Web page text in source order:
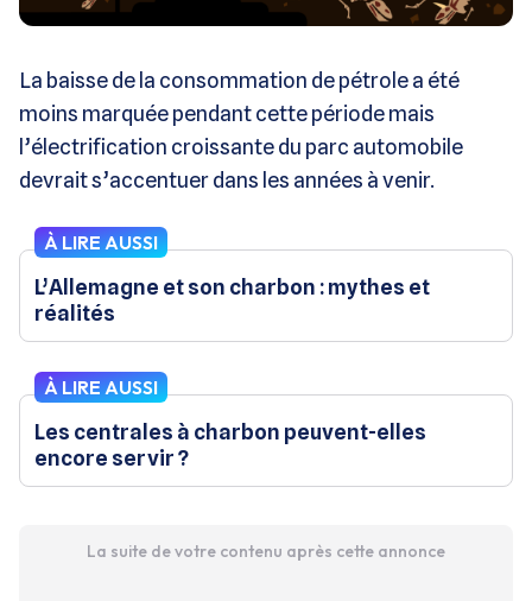
La baisse de la consommation de pétrole a été
moins marquée pendant cette période mais
l’électrification croissante du parc automobile
devrait s’accentuer dans les années à venir.
À LIRE AUSSI
L’Allemagne et son charbon : mythes et
réalités
À LIRE AUSSI
Les centrales à charbon peuvent-elles
encore servir ?
La suite de votre contenu après cette annonce